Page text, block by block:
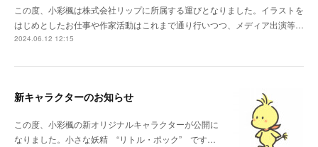
この度、小彩楓は株式会社リップに所属する運びとなりました。イラストを
はじめとしたお仕事や作家活動はこれまで通り行いつつ、メディア出演等…
2024.06.12 12:15
新キャラクターのお知らせ
この度、小彩楓の新オリジナルキャラクターが公開に
なりました。小さな妖精 “リトル・ポック” です…